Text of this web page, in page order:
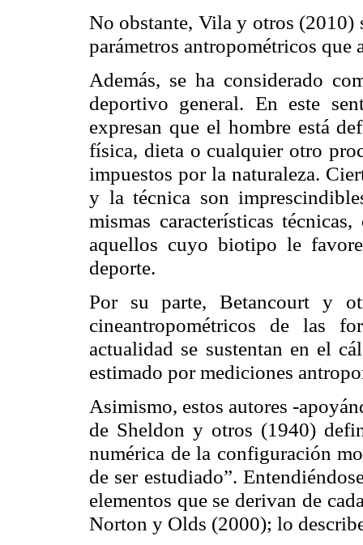
No obstante, Vila y otros (2010)
parámetros antropométricos
Además, se ha considerado
deportivo general. En este
expresan que el hombre está
física, dieta o cualquier otro
impuestos por la naturaleza.
y la técnica son
mismas características
aquellos cuyo biotipo le
deporte.
Por su parte, Betancourt y
cineantropométricos de las
actualidad se sustentan en el
estimado por mediciones
Asimismo, estos autores -
de Sheldon y otros (1940)
numérica de la configuración
de ser estudiado”.
elementos que se derivan de
Norton y Olds (2000); lo